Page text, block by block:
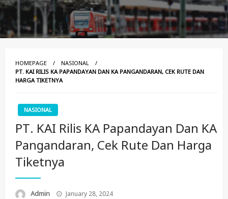
HOMEPAGE
NASIONAL
PT. KAI RILIS KA PAPANDAYAN DAN KA PANGANDARAN, CEK RUTE DAN
HARGA TIKETNYA
NASIONAL
PT. KAI Rilis KA Papandayan Dan KA
Pangandaran, Cek Rute Dan Harga
Tiketnya
Admin
Posted
January 28, 2024